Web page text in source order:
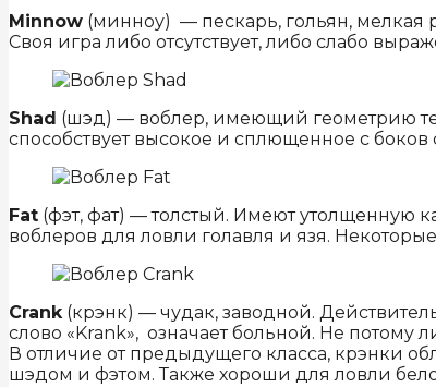
Minnow (минноу) — пескарь, гольян, мелкая
Своя игра либо отсутствует, либо слабо
Shad (шэд) — воблер, имеющий геометрию
способствует высокое и сплющенное с боков
Fat (фэт, фат) — толстый. Имеют утолщенную
воблеров для ловли голавля и язя.
Crank(крэнк) — чудак, заводной.
слово «Krank», означает больной. Не
В отличие от предыдущего класса, крэнки
шэдом и фэтом. Также хороши для ловли